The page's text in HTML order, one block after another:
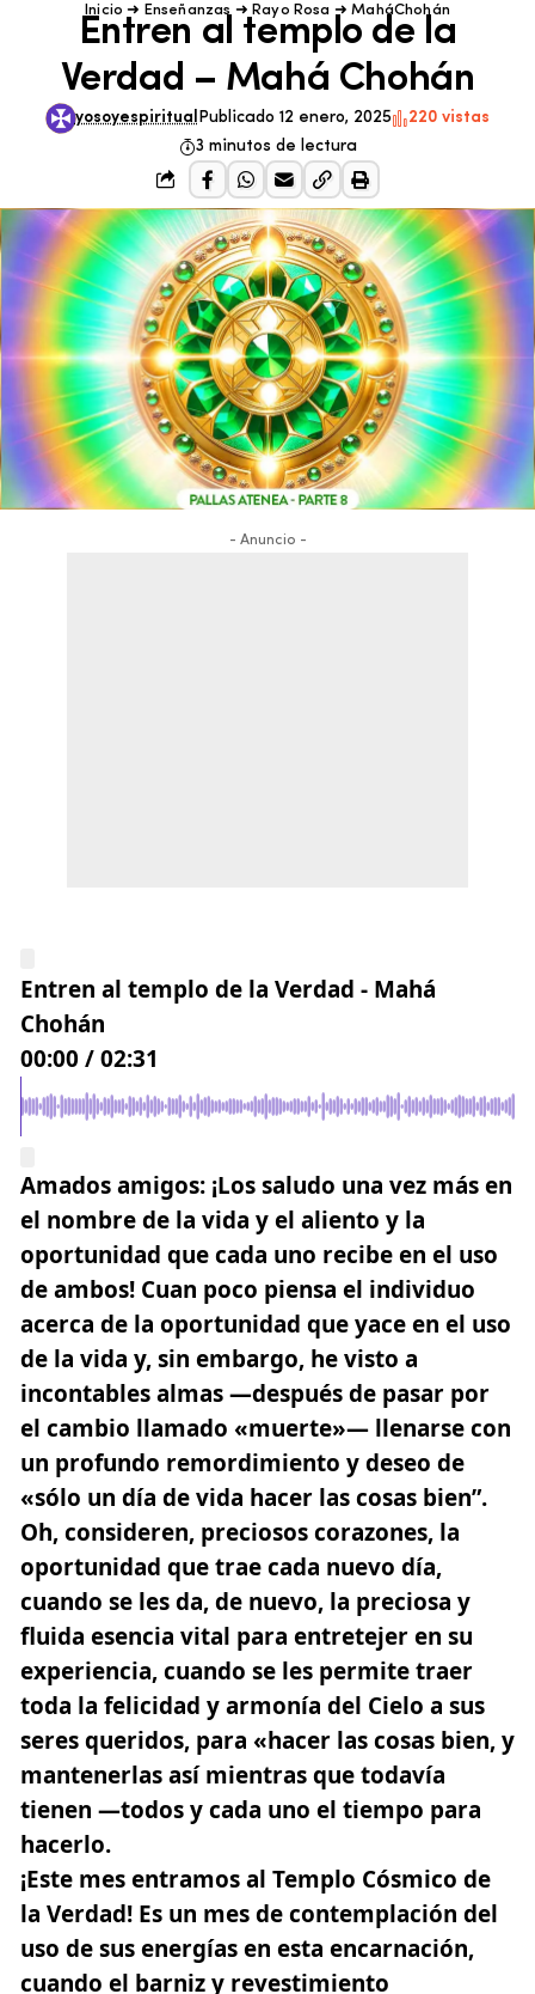
Inicio ➜ Enseñanzas ➜ Rayo Rosa ➜MaháChohán
Entren al templo de la
Verdad – Mahá Chohán
yosoyespiritual Publicado 12 enero, 2025
220 vistas
3 minutos de lectura
- Anuncio -
Entren al templo de la Verdad - Mahá
Chohán
00:00 /02:31
Amados amigos: ¡Los saludo una vez más en
el nombre de la vida y el aliento y la
oportunidad que cada uno recibe en el uso
de ambos! Cuan poco piensa el individuo
acerca de la oportunidad que yace en el uso
de la vida y, sin embargo, he visto a
incontables almas —después de pasar por
el cambio llamado «muerte»— llenarse con
un profundo remordimiento y deseo de
«sólo un día de vida hacer las cosas bien”.
Oh, consideren, preciosos corazones, la
oportunidad que trae cada nuevo día,
cuando se les da, de nuevo, la preciosa y
fluida esencia vital para entretejer en su
experiencia, cuando se les permite traer
toda la felicidad y armonía del Cielo a sus
seres queridos, para «hacer las cosas bien, y
mantenerlas así mientras que todavía
tienen —todos y cada uno el tiempo para
hacerlo.
¡Este mes entramos al Templo Cósmico de
la Verdad! Es un mes de contemplación del
uso de sus energías en esta encarnación,
cuando el barniz y revestimiento